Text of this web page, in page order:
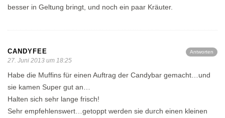
besser in Geltung bringt, und noch ein paar Kräuter.
Antworten
CANDYFEE
27. Juni 2013 um 18:25
Habe die Muffins für einen Auftrag der Candybar gemacht…und
sie kamen Super gut an…
Halten sich sehr lange frisch!
Sehr empfehlenswert…getoppt werden sie durch einen kleinen